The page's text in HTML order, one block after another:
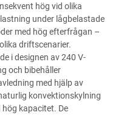
hög vid olika
under lågbelastade
med hög efterfrågan –
driftscenarier.
i designen av 240 V-
och bibehåller
med hjälp av
konvektionskylning
kapacitet. De